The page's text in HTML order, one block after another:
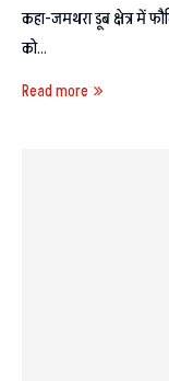
कहा-जमथरा डूब क्षेत्र में
को…
Read more